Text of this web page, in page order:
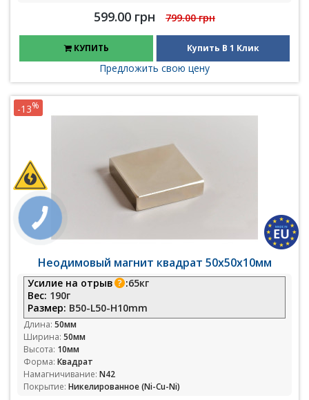
599.00 грн 799.00 грн
КУПИТЬ Купить В 1 Клик
Предложить свою цену
Неодимовый магнит квадрат 50х50х10мм
Усилие на отрыв :65кг
Вес: 190г
Размер: B50-L50-H10mm
Длина: 50мм
Ширина: 50мм
Высота: 10мм
Форма: Квадрат
Намагничивание: N42
Покрытие: Никелированное (Ni-Cu-Ni)
-13%